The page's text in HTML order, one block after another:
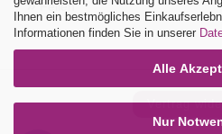
Ihnen ein bestmögliches
Informationen finden Sie in unserer
Alle
Nur
Feilen
Vertrag